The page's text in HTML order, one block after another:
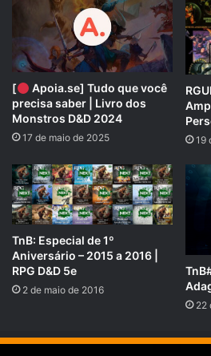
continuem com esse trabalho
–
Calendário da Costa da Espada, no
Toril:
17/7/1491
Décimo sétimo dia do sétimo mês –
[
Apoia.se] Tudo que você
precisa saber | Livro dos
Monstros D&D 2024
17 de maio de 2025 19
TnB: Especial de 1º
Aniversário – 2015 a 2016 |
RPG D&D 5e
2 de maio de 2016
22